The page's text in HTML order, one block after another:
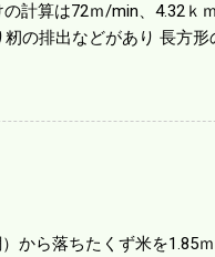
計算は72ｍ/min、4.32ｋ
の排出などがあり 長方形
力などのバランスの問題
が出せ 無かったのが本音
から落ちたくず米を1.85ｍ